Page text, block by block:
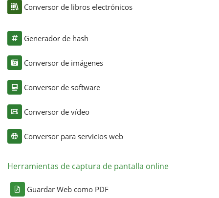
Conversor de libros electrónicos
Generador de hash
Conversor de imágenes
Conversor de software
Conversor de vídeo
Conversor para servicios web
Herramientas de captura de pantalla online
Guardar Web como PDF